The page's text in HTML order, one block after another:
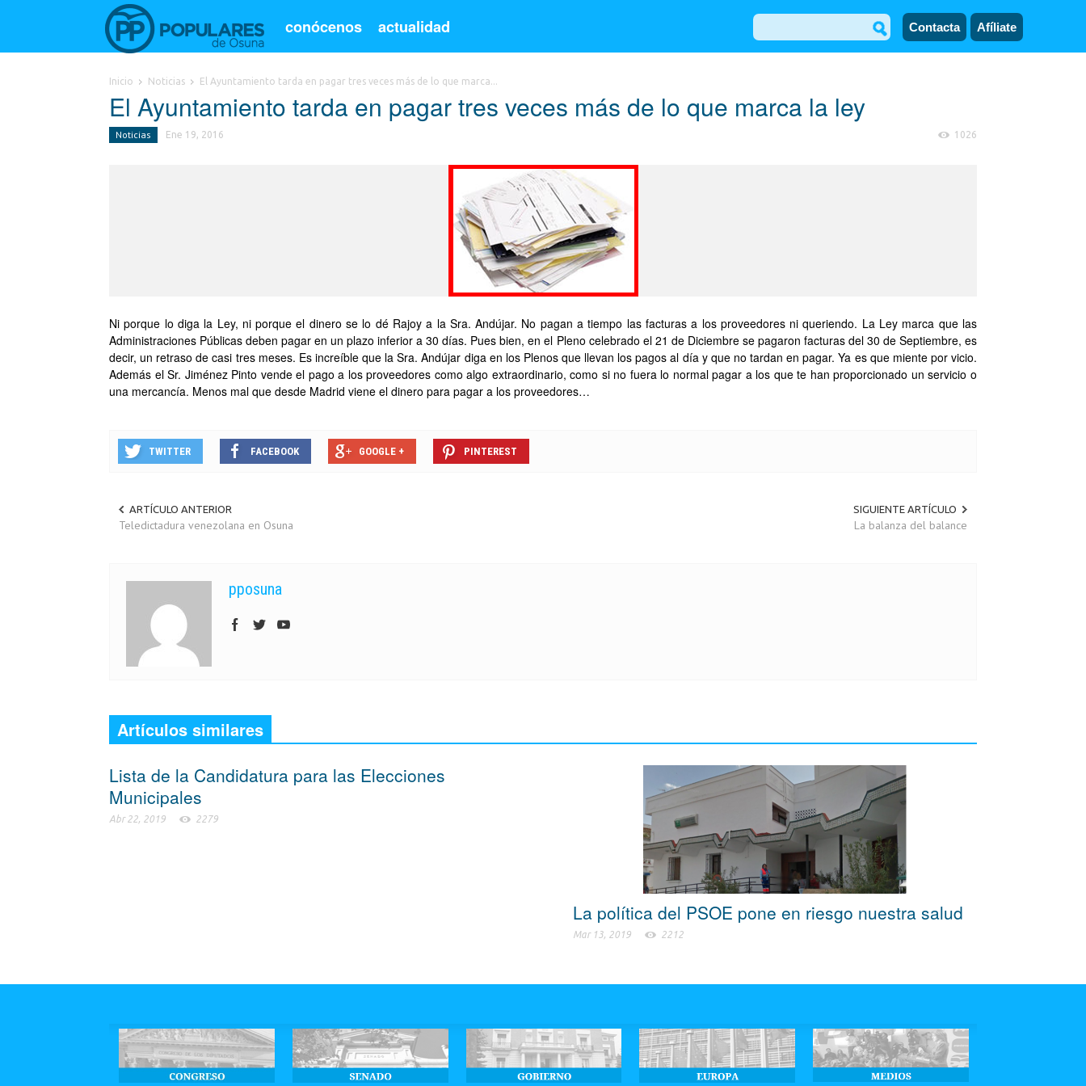
conócenos actualidad Contacta Afíliate
Inicio Noticias El Ayuntamiento tarda en pagar tres veces más de lo que marca...
El Ayuntamiento tarda en pagar tres veces más de lo que marca la ley
Noticias Ene 19, 2016 1026
Ni porque lo diga la Ley, ni porque el dinero se lo dé Rajoy a la Sra. Andújar. No pagan a tiempo las facturas a los proveedores ni queriendo. La Ley marca que las
Administraciones Públicas deben pagar en un plazo inferior a 30 días. Pues bien, en el Pleno celebrado el 21 de Diciembre se pagaron facturas del 30 de Septiembre, es
decir, un retraso de casi tres meses. Es increíble que la Sra. Andújar diga en los Plenos que llevan los pagos al día y que no tardan en pagar. Ya es que miente por vicio.
Además el Sr. Jiménez Pinto vende el pago a los proveedores como algo extraordinario, como si no fuera lo normal pagar a los que te han proporcionado un servicio o
una mercancía. Menos mal que desde Madrid viene el dinero para pagar a los proveedores…
TWITTER FACEBOOK GOOGLE + PINTEREST
ARTÍCULO ANTERIOR
Teledictadura venezolana en Osuna
SIGUIENTE ARTÍCULO
La balanza del balance
pposuna
Artículos similares
Lista de la Candidatura para las Elecciones
Municipales
Abr 22, 2019 2279
La política del PSOE pone en riesgo nuestra salud
Mar 13, 2019 2212